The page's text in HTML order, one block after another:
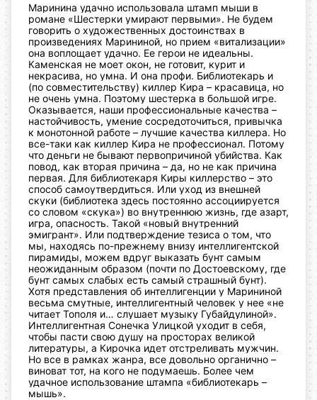
Маринина удачно использовала штамп мыши в
романе «Шестерки умирают первыми». Не будем
говорить о художественных достоинствах в
произведениях Марининой, но прием «витализации»
она воплощает удачно. Ее герои не идеальны.
Каменская не моет окон, не готовит, курит и
некрасива, но умна. И она профи. Библиотекарь и
(по совместительству) киллер Кира – красавица, но
не очень умна. Поэтому шестерка в большой игре.
Оказывается, наши профессиональные качества –
настойчивость, умение сосредоточиться, привычка
к монотонной работе – лучшие качества киллера. Но
все-таки как киллер Кира не профессионал. Потому
что деньги не бывают первопричиной убийства. Как
повод, как вторая причина – да, но не как причина
первая. Для библиотекаря Киры киллерство – это
способ самоутвердиться. Или уход из внешней
скуки (библиотека здесь постоянно ассоциируется
со словом «скука») во внутреннюю жизнь, где азарт,
игра, опасность. Такой «новый внутренний
эмигрант». Или подтверждение тезиса о том, что
мы, находясь по-прежнему внизу интеллигентской
пирамиды, можем вдруг выказать бунт самым
неожиданным образом (почти по Достоевскому, где
бунт самых слабых есть самый страшный бунт).
Хотя представления об интеллигенции у Марининой
весьма смутные, интеллигентный человек у нее «не
читает Тополя и… слушает музыку Губайдулиной».
Интеллигентная Сонечка Улицкой уходит в себя,
чтобы пасти свою душу на просторах великой
литературы, а Кирочка идет отстреливать мужчин.
Но все в рамках жанра, все довольно органично –
виноват тот, на кого не подумаешь. Более чем
удачное использование штампа «библиотекарь –
мышь».